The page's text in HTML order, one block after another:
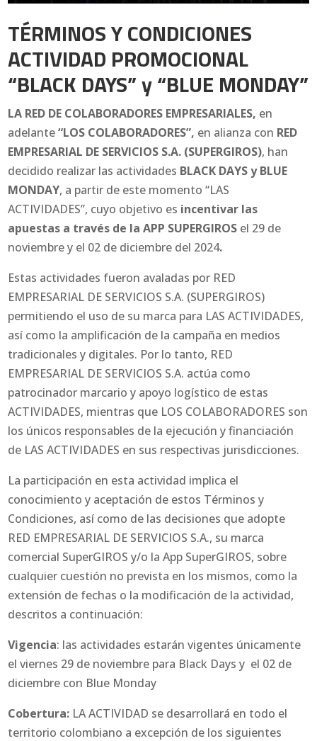
TÉRMINOS Y CONDICIONES
ACTIVIDAD PROMOCIONAL
“BLACK DAYS” y “BLUE MONDAY”
LA RED DE COLABORADORES EMPRESARIALES, en
adelante“LOS COLABORADORES”, en alianza con RED
EMPRESARIAL DE SERVICIOS S.A. (SUPERGIROS), han
decidido realizar las actividades BLACK DAYS y BLUE
MONDAY, a partir de este momento “LAS
ACTIVIDADES”, cuyo objetivo es incentivar las
apuestas a través de la APP SUPERGIROS el 29 de
noviembre y el 02 de diciembre del 2024.
Estas actividades fueron avaladas por RED
EMPRESARIAL DE SERVICIOS S.A. (SUPERGIROS)
permitiendo el uso de su marca para LAS ACTIVIDADES,
así como la amplificación de la campaña en medios
tradicionales y digitales. Por lo tanto, RED
EMPRESARIAL DE SERVICIOS S.A. actúa como
patrocinador marcario y apoyo logístico de estas
ACTIVIDADES, mientras que LOS COLABORADORES son
los únicos responsables de la ejecución y financiación
de LAS ACTIVIDADES en sus respectivas jurisdicciones.
La participación en esta actividad implica el
conocimiento y aceptación de estos Términos y
Condiciones, así como de las decisiones que adopte
RED EMPRESARIAL DE SERVICIOS S.A., su marca
comercial SuperGIROS y/o la App SuperGIROS, sobre
cualquier cuestión no prevista en los mismos, como la
extensión de fechas o la modificación de la actividad,
descritos a continuación:
Vigencia: las actividades estarán vigentes únicamente
el viernes 29 de noviembre para Black Days y el 02 de
diciembre con Blue Monday
Cobertura: LA ACTIVIDAD se desarrollará en todo el
territorio colombiano a excepción de los siguientes